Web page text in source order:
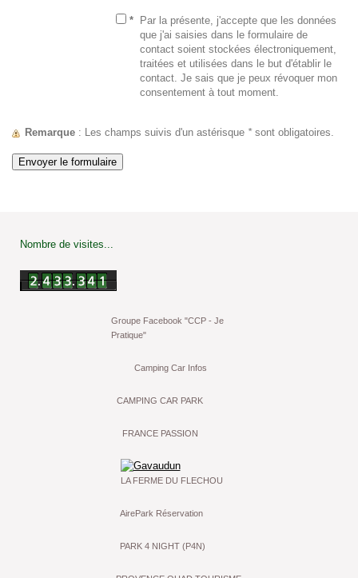
*
Par la présente, j'accepte que les données
que j'ai saisies dans le formulaire de
contact soient stockées électroniquement,
traitées et utilisées dans le but d'établir le
contact. Je sais que je peux révoquer mon
consentement à tout moment.
Remarque : Les champs suivis d'un astérisque *sont obligatoires.
Nombre de visites...
Groupe Facebook "CCP - Je
Pratique"
Camping Car Infos
CAMPING CAR PARK
FRANCE PASSION
LA FERME DU FLECHOU
AirePark Réservation
PARK 4 NIGHT (P4N)